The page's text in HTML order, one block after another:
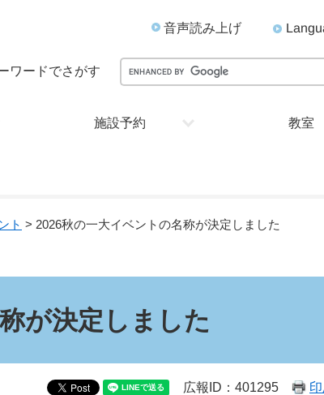
音声読み上げ
ワードでさがす
施設予約 教室
ト > 2026秋の一大イベントの名称が決定しました
が決定しました
広報ID：401295